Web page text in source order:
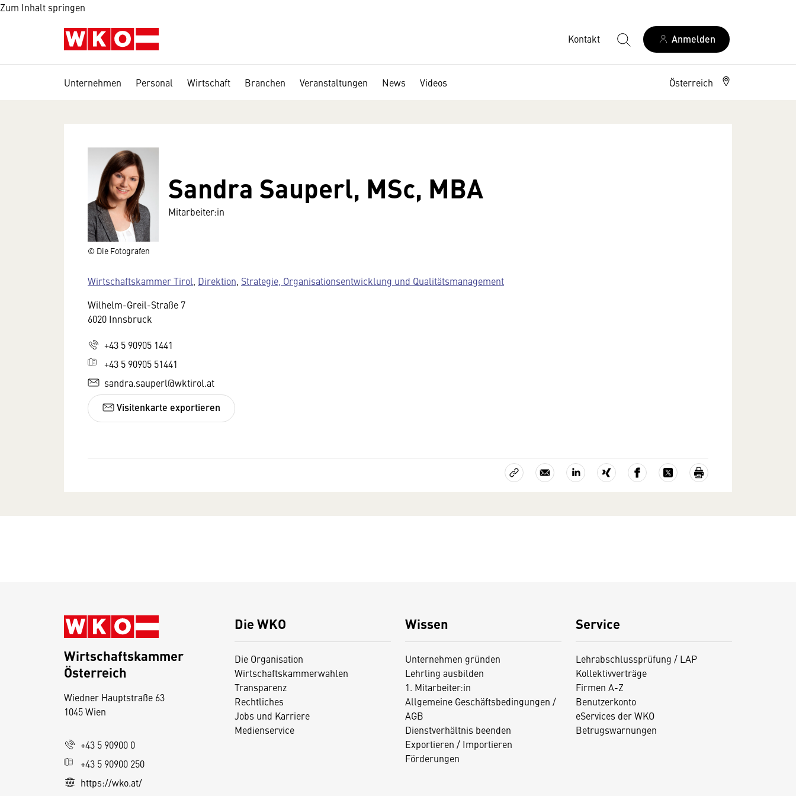
Zum Inhalt springen
Kontakt Anmelden
Unternehmen Personal Wirtschaft Branchen Veranstaltungen News Videos Österreich
© Die Fotografen
Sandra Sauperl, MSc, MBA
Mitarbeiter:in
Wirtschaftskammer Tirol Direktion Strategie, Organisationsentwicklung und Qualitätsmanagement
Wilhelm-Greil-Straße 7
6020 Innsbruck
+43 5 90905 1441
+43 5 90905 51441
sandra.sauperl@wktirol.at
Visitenkarte exportieren
Die WKO
Die Organisation
Wirtschaftskammerwahlen
Transparenz
Rechtliches
Jobs und Karriere
Medienservice
Wissen
Unternehmen gründen
Lehrling ausbilden
1. Mitarbeiter:in
Allgemeine Geschäftsbedingungen /
AGB
Dienstverhältnis beenden
Exportieren / Importieren
Förderungen
Service
Lehrabschlussprüfung / LAP
Kollektivverträge
Firmen A-Z
Benutzerkonto
eServices der WKO
Betrugswarnungen
Wirtschaftskammer
Österreich
Wiedner Hauptstraße 63
1045 Wien
+43 5 90900 0
+43 5 90900 250
https://wko.at/